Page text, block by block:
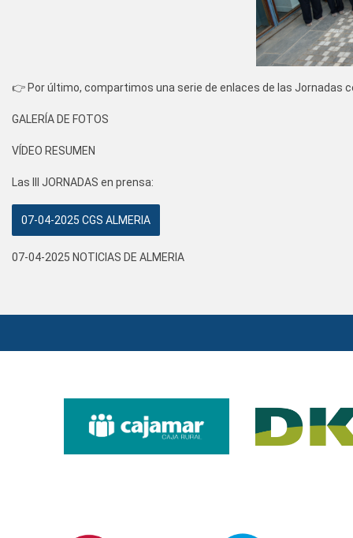
👉 Por último, compartimos una serie de enlaces de las Jornadas
GALERÍA DE FOTOS
VÍDEO RESUMEN
Las III JORNADAS en prensa:
07-04-2025 CGS ALMERIA
07-04-2025 NOTICIAS DE ALMERIA